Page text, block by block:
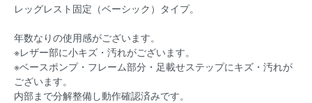
レッグレスト固定（ベーシック）タイプ。
年数なりの使用感がございます。
※レザー部に小キズ・汚れがございます。
※ベースポンプ・フレーム部分・足載せステップにキズ・汚れが
ございます。
内部まで分解整備し動作確認済みです。